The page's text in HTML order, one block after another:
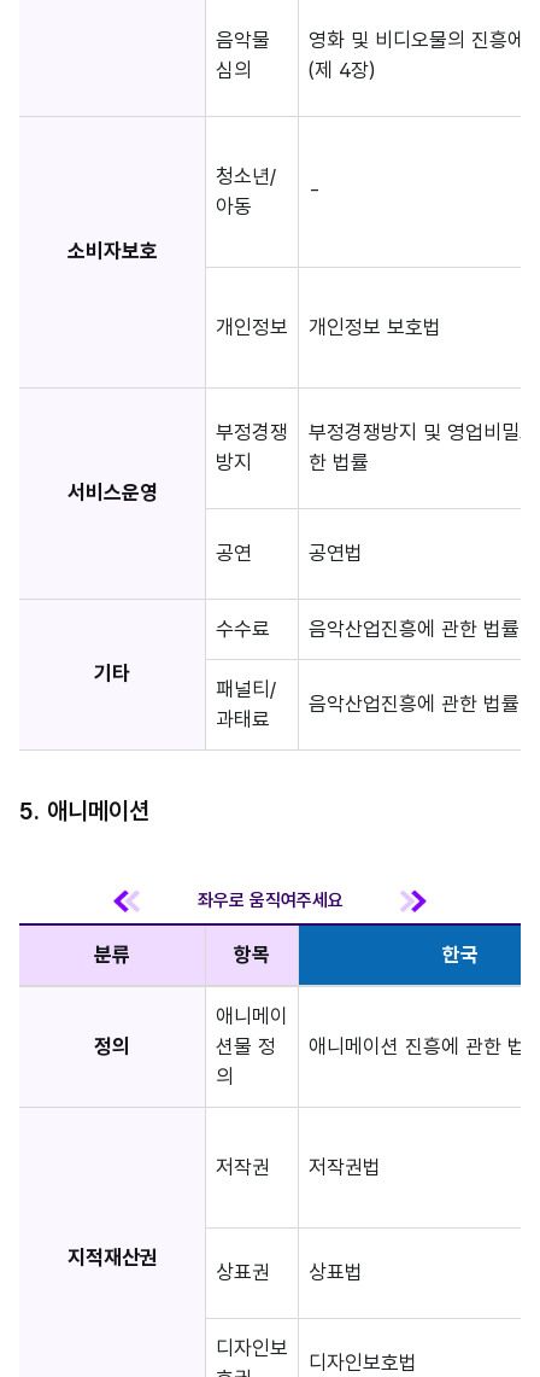
음악물
심의
영화 및 비디오물의 진흥에
(제 4장)
소비자보호
청소년/
아동
-
개인정보 개인정보 보호법
서비스운영
부정경쟁
방지
부정경쟁방지 및 영업비밀
한 법률
공연 공연법
기타
수수료 음악산업진흥에 관한 법률 (
패널티/
과태료
음악산업진흥에 관한 법률 (
5. 애니메이션
분류 항목 한국
정의
애니메이
션물 정
의
애니메이션 진흥에 관한 법
지적재산권
저작권 저작권법
상표권 상표법
디자인보
디자인보호법